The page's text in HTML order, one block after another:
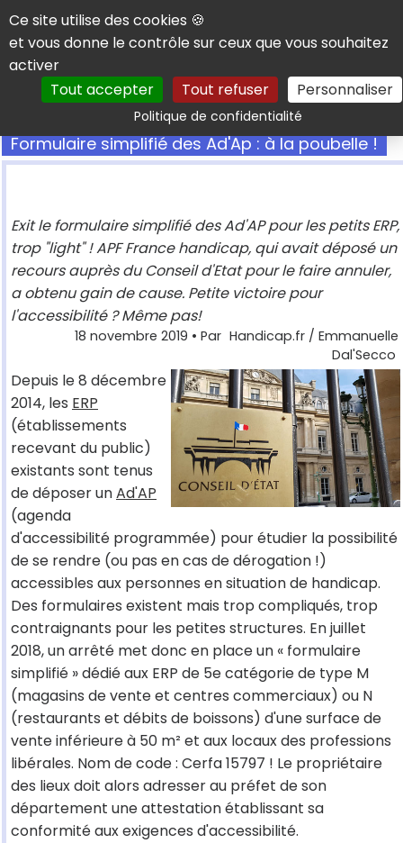
Panneau de gestion des cookies
Ce site utilise des cookies 🍪
et vous donne le contrôle sur ceux que vous souhaitez
activer
Tout accepter
Tout refuser Personnaliser
Politique de confidentialitéRechercher
Formulaire simplifié des Ad'Ap : à la poubelle !
Exit le formulaire simplifié des Ad'AP pour les petits ERP,
trop "light" ! APF France handicap, qui avait déposé un
recours auprès du Conseil d'Etat pour le faire annuler,
a obtenu gain de cause. Petite victoire pour
l'accessibilité ? Même pas!
18 novembre 2019 • Par Handicap.fr / Emmanuelle
Dal'Secco
Depuis le 8 décembre
2014, les ERP
(établissements
recevant du public)
existants sont tenus
de déposer unAd'AP
(agenda
d'accessibilité programmée) pour étudier la possibilité
de se rendre (ou pas en cas de dérogation !)
accessibles aux personnes en situation de handicap.
Des formulaires existent mais trop compliqués, trop
contraignants pour les petites structures. En juillet
2018, un arrêté met donc en place un « formulaire
simplifié » dédié aux ERP de 5e catégorie de type M
(magasins de vente et centres commerciaux) ou N
(restaurants et débits de boissons) d'une surface de
vente inférieure à 50 m² et aux locaux des professions
libérales. Nom de code : Cerfa 15797 ! Le propriétaire
des lieux doit alors adresser au préfet de son
département une attestation établissant sa
conformité aux exigences d'accessibilité.